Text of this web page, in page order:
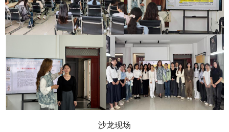
沙龙现场